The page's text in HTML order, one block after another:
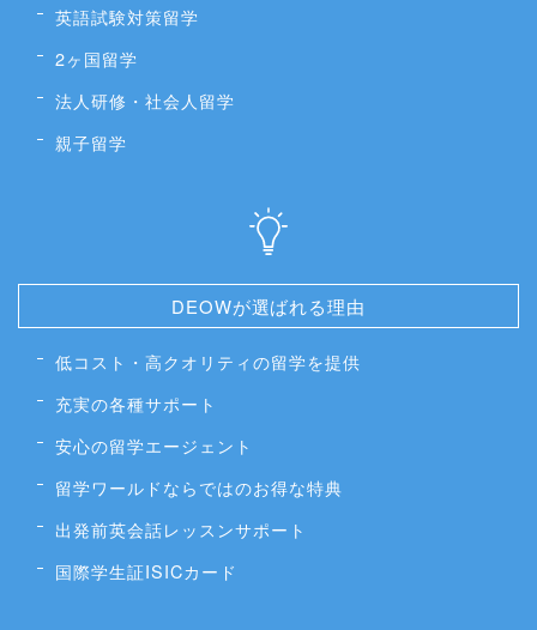
英語試験対策留学
2ヶ国留学
法人研修・社会人留学
親子留学
DEOWが選ばれる理由
低コスト・高クオリティの留学を提供
充実の各種サポート
安心の留学エージェント
留学ワールドならではのお得な特典
出発前英会話レッスンサポート
国際学生証ISICカード